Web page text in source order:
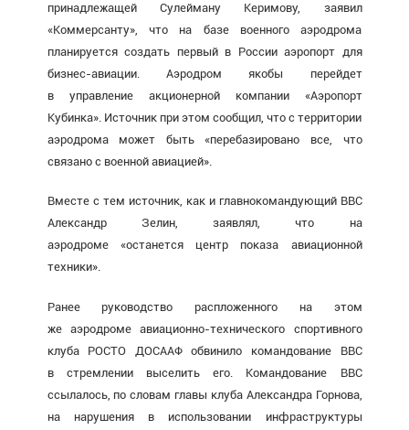
принадлежащей Сулейману Керимову, заявил
«Коммерсанту», что на базе военного аэродрома
планируется создать первый в России аэропорт для
бизнес-авиации. Аэродром якобы перейдет
в управление акционерной компании «Аэропорт
Кубинка». Источник при этом сообщил, что с территории
аэродрома может быть «перебазировано все, что
связано с военной авиацией».
Вместе с тем источник, как и главнокомандующий ВВС
Александр Зелин, заявлял, что на
аэродроме «останется центр показа авиационной
техники».
Ранее руководство распложенного на этом
же аэродроме авиационно-технического спортивного
клуба РОСТО ДОСААФ обвинило командование ВВС
в стремлении выселить его. Командование ВВС
ссылалось, по словам главы клуба Александра Горнова,
на нарушения в использовании инфраструктуры